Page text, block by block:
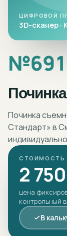
№
Починка
Стандарт» в
СТОИМОСТЬ
2
цена
контрольный
В
ЦИФРОВОЙ
3D-сканер ·